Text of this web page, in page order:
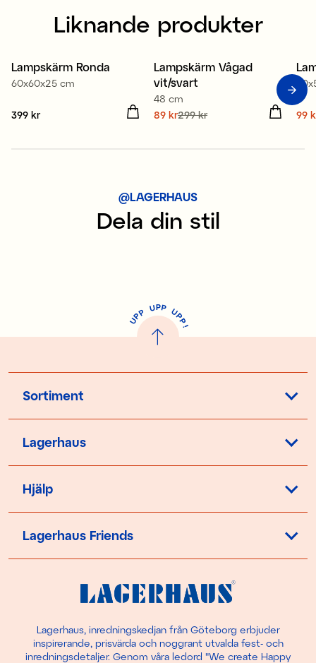
Liknande produkter
Lampskärm Ronda
60x60x25 cm
Pris :399 kr
399 kr
Sale
Lampskärm Vågad
vit/svart
48 cm
Nuvarande pris
89 kr299 kr 99
@LAGERHAUS
Dela din stil
U
P
P UPP UP
P
!
Sortiment
Lagerhaus
Hjälp
Lagerhaus Friends
Lagerhaus, inredningskedjan från Göteborg erbjuder
inspirerande, prisvärda och noggrant utvalda fest- och
inredningsdetaljer. Genom våra ledord "We create Happy